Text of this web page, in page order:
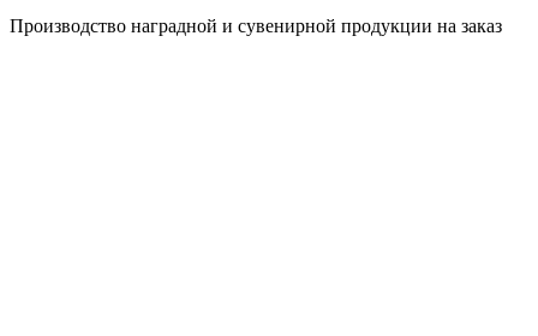
Производство наградной и сувенирной продукции на заказ